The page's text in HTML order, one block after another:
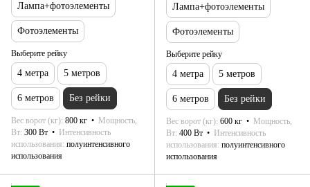
Лампа+фотоэлементы
Фотоэлементы
Выберите рейку
4 метра 5 метров
6 метров Без рейки
Вес ворот (кг) 800 кг
Мощность,
Вт 300 Вт
Интенсивность
использования полуинтенсивного
использования
Лампа+фотоэлементы
Фотоэлементы
Выберите рейку
4 метра 5 метров
6 метров Без рейки
Вес ворот (кг) 600 кг
Мощность,
Вт 400 Вт
Интенсивность
использования полуинтенсивного
использования